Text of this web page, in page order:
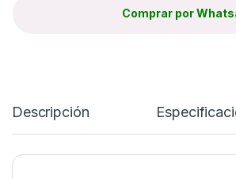
Comprar por
Descripción